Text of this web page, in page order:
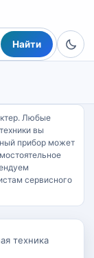
Найти
Любые
вы
прибор может
сервисного
техника